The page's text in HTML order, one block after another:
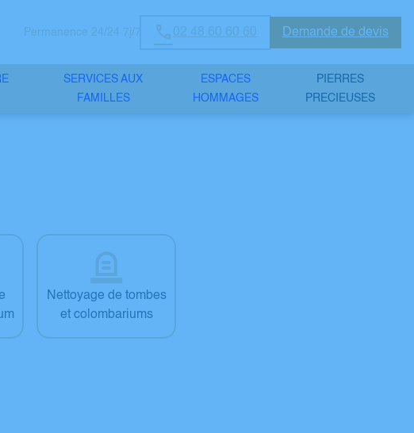
Permanence 24/24 7j/7 02 48 60 60 60 Demande de devis
SERVICES AUX
FAMILLES
ESPACES
HOMMAGES
PIERRES
PRECIEUSES
Nettoyage de tombes
et colombariums